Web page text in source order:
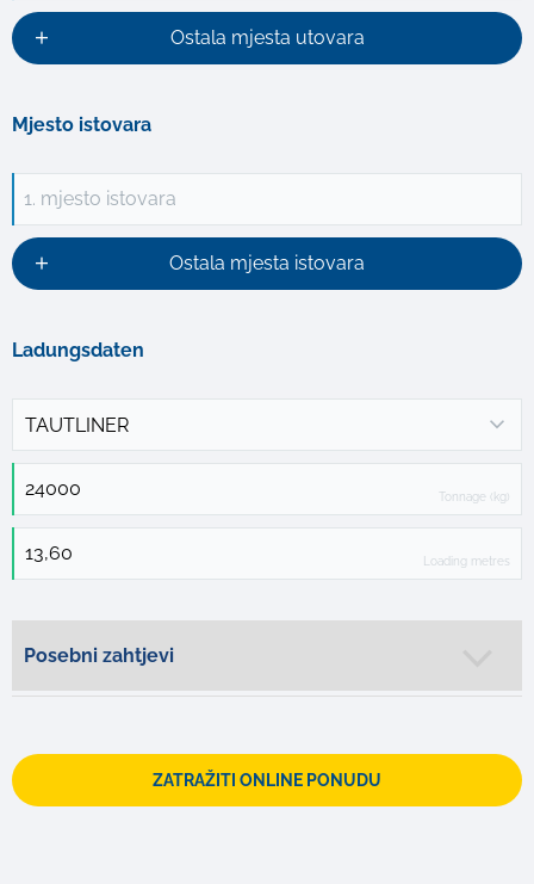
Ostala mjesta utovara
Mjesto istovara
1. mjesto istovara
Ostala mjesta istovara
Ladungsdaten
Tonnage (kg)
Loading metres
Posebni zahtjevi